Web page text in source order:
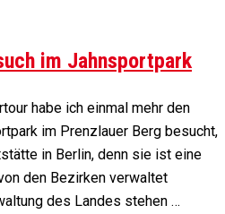
im Jahnsportpark
habe ich einmal mehr den
im Prenzlauer Berg besucht,
in Berlin, denn sie ist eine
den Bezirken verwaltet
des Landes stehen …